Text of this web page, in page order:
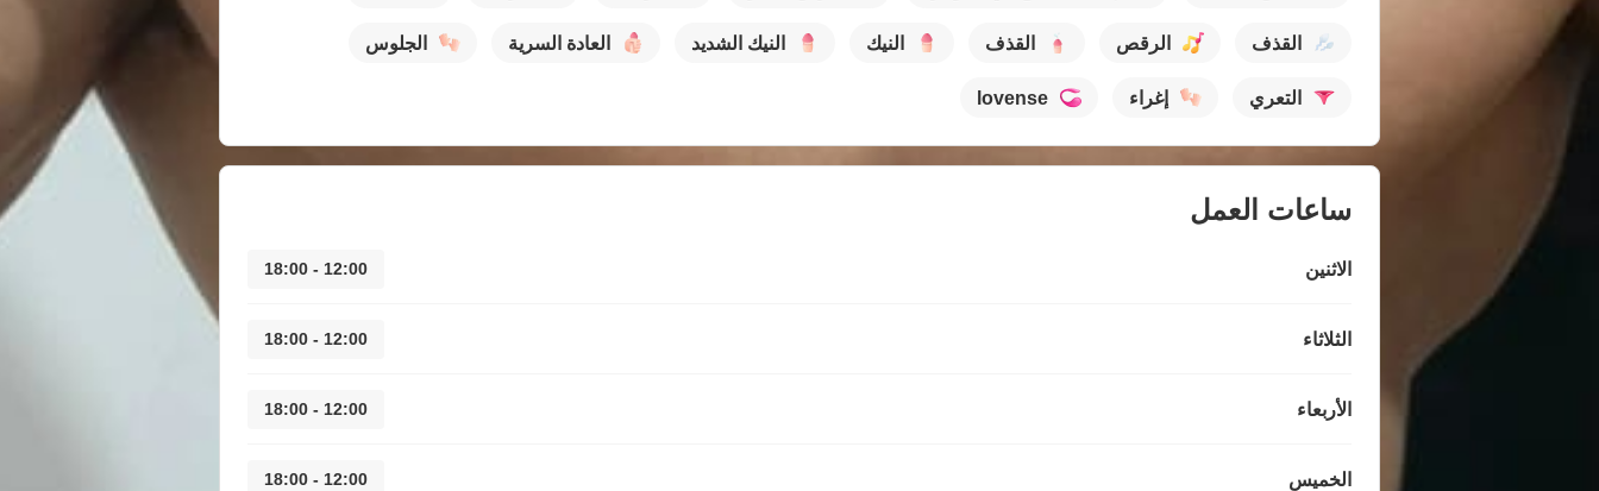
القذف الرقص القذف النيك النيك الشديد العادة السرية الجلوس
التعري إغراء lovense
ساعات العمل
الاثنين 12:00 - 18:00
الثلاثاء 12:00 - 18:00
الأربعاء 12:00 - 18:00
الخميس 12:00 - 18:00